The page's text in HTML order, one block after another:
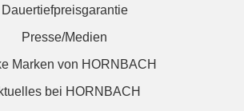
Dauertiefpreisgarantie
Presse/Medien
Marken von HORNBACH
bei HORNBACH